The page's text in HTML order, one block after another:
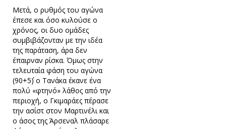
Μετά, ο ρυθμός του αγώνα
έπεσε και όσο κυλούσε ο
χρόνος, οι δυο ομάδες
συμβιβάζονταν με την ιδέα
της παράταση, άρα δεν
έπαιρναν ρίσκα. Όμως στην
τελευταία φάση του αγώνα
(90+5΄) ο Τανάκα έκανε ένα
πολύ «φτηνό» λάθος από την
περιοχή, ο Γκιμαράες πέρασε
την ασίστ στον Μαρτινέλι και
ο άσος της Άρσεναλ πλάσαρε